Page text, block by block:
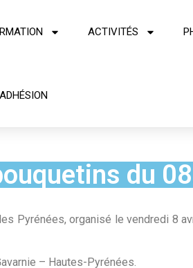
ACTIVITÉS
ADHÉSION
du
Pyrénées, organisé le vendredi 8
– Hautes-Pyrénées.